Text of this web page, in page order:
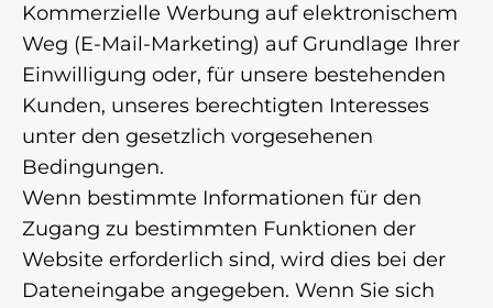
Kommerzielle Werbung auf elektronischem
Weg (E-Mail-Marketing) auf Grundlage Ihrer
Einwilligung oder, für unsere bestehenden
Kunden, unseres berechtigten Interesses
unter den gesetzlich vorgesehenen
Bedingungen.
Wenn bestimmte Informationen für den
Zugang zu bestimmten Funktionen der
Website erforderlich sind, wird dies bei der
Dateneingabe angegeben. Wenn Sie sich